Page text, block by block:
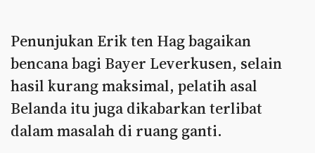
Penunjukan Erik ten Hag bagaikan
bencana bagi Bayer Leverkusen, selain
hasil kurang maksimal, pelatih asal
Belanda itu juga dikabarkan terlibat
dalam masalah di ruang ganti.